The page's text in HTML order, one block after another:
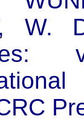
W.